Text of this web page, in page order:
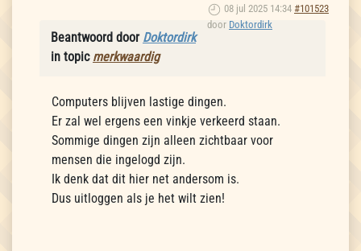
08 jul 2025 14:34 #101523
door Doktordirk
Beantwoord door Doktordirk
in topic merkwaardig
Computers blijven lastige dingen.
Er zal wel ergens een vinkje verkeerd staan.
Sommige dingen zijn alleen zichtbaar voor
mensen die ingelogd zijn.
Ik denk dat dit hier net andersom is.
Dus uitloggen als je het wilt zien!